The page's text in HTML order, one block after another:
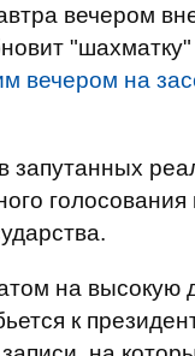
вечером
вечером на
запутанных
на высокую
к